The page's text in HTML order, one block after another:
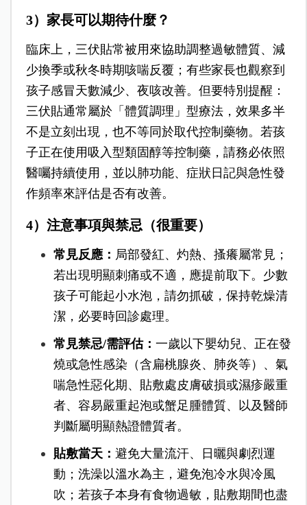
3）家長可以期待什麼？
臨床上，三伏貼常被用來協助調整過敏體質、減
少換季或秋冬時期咳喘反覆；有些家長也觀察到
孩子感冒天數減少、夜咳改善。但要特別提醒：
三伏貼通常屬於「體質調理」型療法，效果多半
不是立刻出現，也不等同於取代控制藥物。若孩
子正在使用吸入型類固醇等控制藥，請務必依照
醫囑持續使用，並以肺功能、症狀日記與急性發
作頻率來評估是否有改善。
4）注意事項與禁忌（很重要）
常見反應： 局部發紅、灼熱、搔癢屬常見；
若出現明顯刺痛或不適，應提前取下。少數
孩子可能起小水泡，請勿抓破，保持乾燥清
潔，必要時回診處理。
常見禁忌/需評估： 一歲以下嬰幼兒、正在發
燒或急性感染（含扁桃腺炎、肺炎等）、氣
喘急性惡化期、貼敷處皮膚破損或濕疹嚴重
者、容易嚴重起泡或蟹足腫體質、以及醫師
判斷屬明顯熱證體質者。
貼敷當天： 避免大量流汗、日曬與劇烈運
動；洗澡以溫水為主，避免泡冷水與冷風
吹；若孩子本身有食物過敏，貼敷期間也盡